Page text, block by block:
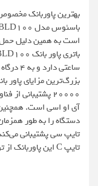
بهترین پاوربانک
است به همین دلیل حمل
20000 پشتیبانی
دستگاه را به طور
تایپ سی پشتیبانی
تایپ C این پاوربانک از توان خروجی 100 واتی آن استفاده کنید.